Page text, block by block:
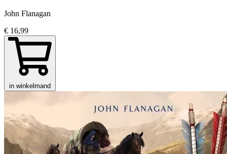
John Flanagan
€ 16,99
in winkelmand